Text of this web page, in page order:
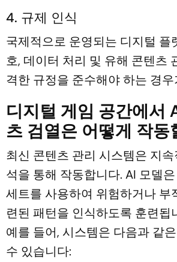
4. 규제 인식
국제적으로 운영되는 디지털 플
호, 데이터 처리 및 유해 콘텐츠
격한 규정을 준수해야 하는 경
디지털 게임 공간에서
츠 검열은 어떻게 작동
최신 콘텐츠 관리 시스템은 지
석을 통해 작동합니다. AI 모델
세트를 사용하여 위험하거나 부
련된 패턴을 인식하도록 훈련됩
예를 들어, 시스템은 다음과 같
수 있습니다: